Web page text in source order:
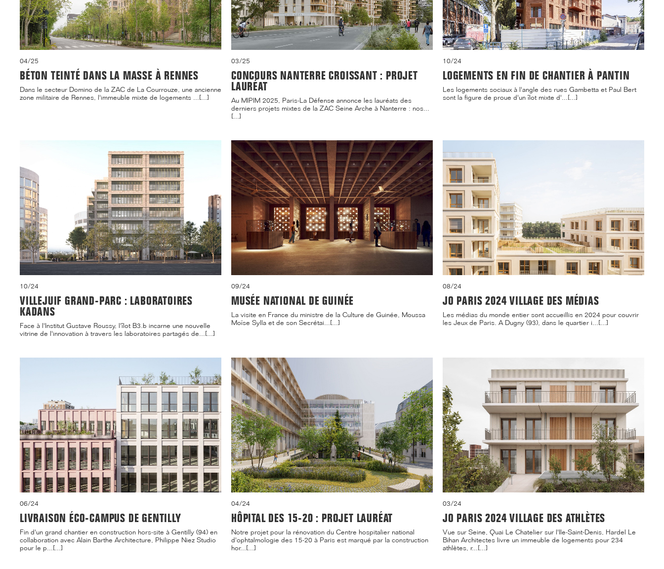
04/25
BÉTON TEINTÉ DANS LA MASSE À RENNES
Dans le secteur Domino de la ZAC de La Courrouze, une ancienne
zone militaire de Rennes, l'immeuble mixte de logements ...[...]
03/25
CONCOURS NANTERRE CROISSANT : PROJET
LAURÉAT
Au MIPIM 2025, Paris-La Défense annonce les lauréats des
derniers projets mixtes de la ZAC Seine Arche à Nanterre : nos...
[...]
10/24
LOGEMENTS EN FIN DE CHANTIER À PANTIN
Les logements sociaux à l'angle des rues Gambetta et Paul Bert
sont la figure de proue d'un îlot mixte d'...[...]
10/24
VILLEJUIF GRAND-PARC : LABORATOIRES
KADANS
Face à l'Institut Gustave Roussy, l'îlot B3.b incarne une nouvelle
vitrine de l'innovation à travers les laboratoires partagés de...[...]
09/24
MUSÉE NATIONAL DE GUINÉE
La visite en France du ministre de la Culture de Guinée, Moussa
Moïse Sylla et de son Secrétai...[...]
08/24
JO PARIS 2024 VILLAGE DES MÉDIAS
Les médias du monde entier sont accueillis en 2024 pour couvrir
les Jeux de Paris. A Dugny (93), dans le quartier i...[...]
06/24
LIVRAISON ÉCO-CAMPUS DE GENTILLY
Fin d'un grand chantier en construction hors-site à Gentilly (94) en
collaboration avec Alain Barthe Architecture, Philippe Niez Studio
pour le p...[...]
04/24
HÔPITAL DES 15-20 : PROJET LAURÉAT
Notre projet pour la rénovation du Centre hospitalier national
d'ophtalmologie des 15-20 à Paris est marqué par la construction
hor...[...]
03/24
JO PARIS 2024 VILLAGE DES ATHLÈTES
Vue sur Seine, Quai Le Chatelier sur l'Ile-Saint-Denis, Hardel Le
Bihan Architectes livre un immeuble de logements pour 234
athlètes, r...[...]